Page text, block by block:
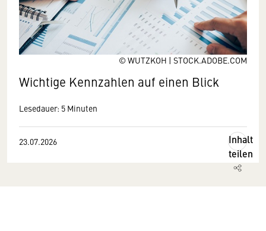
© WUTZKOH | STOCK.ADOBE.COM
Wichtige Kennzahlen auf einen Blick
Lesedauer: 5 Minuten
23.07.2026
Inhalt
teilen